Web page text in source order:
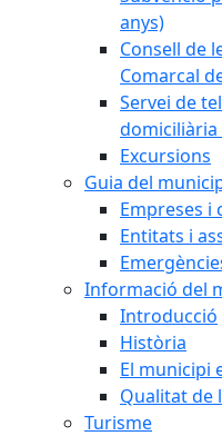
anys)
Consell de
Comarcal
Servei de
domiciliària
Excursions
Guia del
Empreses i
Entitats i
Informació del
Introducció
Història
El municipi
Qualitat de
Turisme